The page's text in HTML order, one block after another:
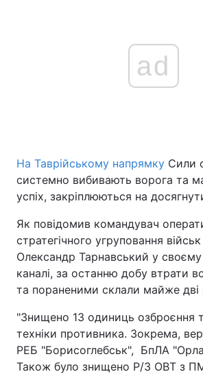
ad
На Таврійському напрямку Сили
системно вибивають ворога та
успіх, закріплюються на
Як повідомив командувач
стратегічного угруповання
Олександр Тарнавський у своєму
каналі, за останню добу втрати
та пораненими склали майже дві
"Знищено 13 одиниць озброєння
техніки противника. Зокрема,
РЕБ "Борисоглебськ", БпЛА
Також було знищено Р/З ОВТ з